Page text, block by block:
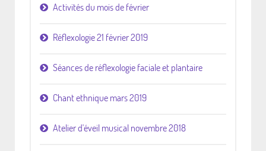
Activités du mois de février
Réflexologie 21 février 2019
Séances de réflexologie faciale et plantaire
Chant ethnique mars 2019
Atelier d'éveil musical novembre 2018